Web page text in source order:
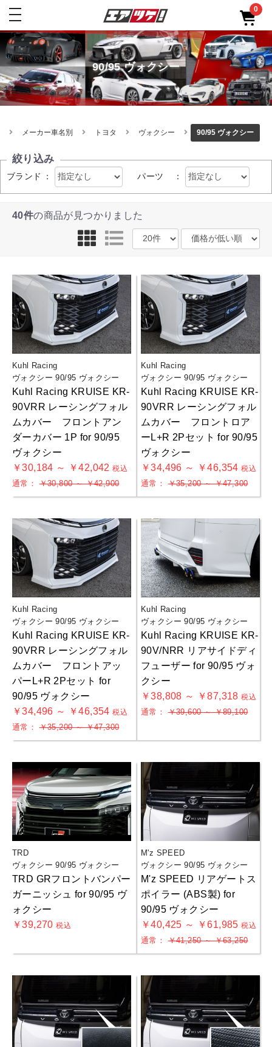
toggle
0
90/95 ヴォクシー
メーカー車名別 トヨタ ヴォクシー 90/95 ヴォクシー
絞り込み
ブランド ： パーツ ：
40件の商品が見つかりました
Kuhl Racing
ヴォクシー 90/95 ヴォクシー
Kuhl Racing KRUISE KR-
90VRR レーシングフォル
ムカバー フロントアン
ダーカバー 1P for 90/95
ヴォクシー
￥30,184 ～ ￥42,042税込
通常：￥30,800 ～ ￥42,900
Kuhl Racing
ヴォクシー 90/95 ヴォクシー
Kuhl Racing KRUISE KR-
90VRR レーシングフォル
ムカバー フロントロア
ーL+R 2Pセット for 90/95
ヴォクシー
￥34,496 ～ ￥46,354税込
通常：￥35,200 ～ ￥47,300
Kuhl Racing
ヴォクシー 90/95 ヴォクシー
Kuhl Racing KRUISE KR-
90VRR レーシングフォル
ムカバー フロントアッ
パーL+R 2Pセット for
90/95 ヴォクシー
￥34,496 ～ ￥46,354税込
通常：￥35,200 ～ ￥47,300
Kuhl Racing
ヴォクシー 90/95 ヴォクシー
Kuhl Racing KRUISE KR-
90V/NRR リアサイドディ
フューザー for 90/95 ヴォ
クシー
￥38,808 ～ ￥87,318税込
通常：￥39,600 ～ ￥89,100
TRD
ヴォクシー 90/95 ヴォクシー
TRD GRフロントバンパー
ガーニッシュ for 90/95 ヴ
ォクシー
￥39,270税込
M'z SPEED
ヴォクシー 90/95 ヴォクシー
M'z SPEED リアゲートス
ポイラー (ABS製) for
90/95 ヴォクシー
￥40,425 ～ ￥61,985税込
通常：￥41,250 ～ ￥63,250